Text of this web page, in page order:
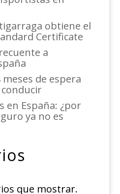
obtiene el
Certificate
a
meses de espera
en España: ¿por
ya no es
que mostrar.